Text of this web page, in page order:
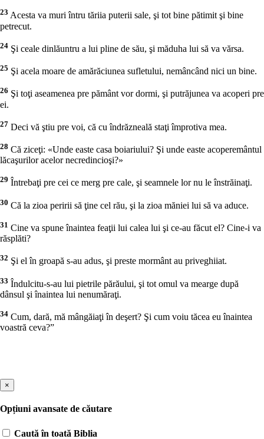
23 Acesta va muri întru tăriia puterii sale, şi tot bine pătimit şi bine
petrecut.
24 Şi ceale dinlăuntru a lui pline de său, şi măduha lui să va vărsa.
25 Şi acela moare de amărăciunea sufletului, nemâncând nici un bine.
26 Şi toţi aseamenea pre pământ vor dormi, şi putrăjunea va acoperi pre
ei.
27 Deci vă ştiu pre voi, că cu îndrăzneală staţi împrotiva mea.
28 Că ziceţi: «Unde easte casa boiariului? Şi unde easte acoperemântul
lăcaşurilor acelor necredincioşi?»
29 Întrebaţi pre cei ce merg pre cale, şi seamnele lor nu le înstrăinaţi.
30 Că la zioa peririi să ţine cel rău, şi la zioa măniei lui să va aduce.
31 Cine va spune înaintea feaţii lui calea lui şi ce-au făcut el? Cine-i va
răsplăti?
32 Şi el în groapă s-au adus, şi preste mormânt au priveghiiat.
33 Îndulcitu-s-au lui pietrile părăului, şi tot omul va mearge după
dânsul şi înaintea lui nenumăraţi.
34 Cum, dară, mă mângăiaţi în deşert? Şi cum voiu tăcea eu înaintea
voastră ceva?”
×
Opțiuni avansate de căutare
Caută în toată Biblia